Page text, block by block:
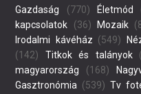
Gazdaság (770) Életmód
kapcsolatok (36) Mozaik
Irodalmi kávéház (549)
(142)
Titkok és talányok
magyarország (168)
Gasztronómia (539) Tv